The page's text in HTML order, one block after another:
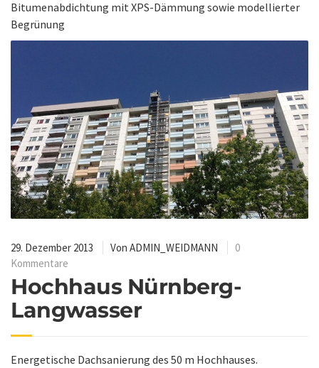
Bitumenabdichtung mit XPS-Dämmung sowie modellierter
Begrünung
29. Dezember 2013 Von ADMIN_WEIDMANN
0
Kommentare
Hochhaus Nürnberg-
Langwasser
Energetische Dachsanierung des 50 m Hochhauses.